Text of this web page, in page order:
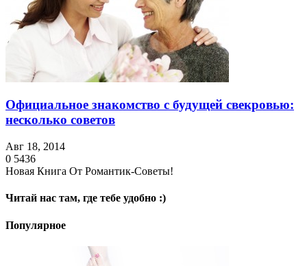
Официальное знакомство с будущей свекровью:
несколько советов
Авг 18, 2014
0 5436
Новая Книга От Романтик-Советы!
Читай нас там, где тебе удобно :)
Популярное